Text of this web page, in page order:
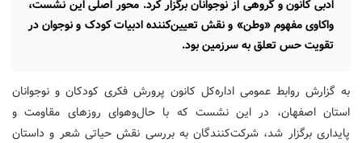
ادبی کانون و گروهی از نوجوانان برگزار کرد. محور اصلی این نشست،
واکاوی مفهوم «وطن» و نقش تعیین‌کننده ادبیات کودک و نوجوان در
تقویت حس تعلق به سرزمین بود.
به گزارش روابط عمومی اداره‌کل کانون پرورش فکری کودکان و نوجوانان
استان اصفهان، در این نشست که با حال‌وهوای روزهای مقاومت و
پایداری برگزار شد، شرکت‌کنندگان به بررسی نقش حیاتی شعر و داستان